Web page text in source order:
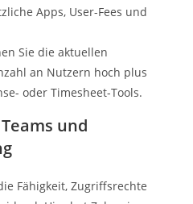
Apps, User-Fees und
Sie die aktuellen
an Nutzern hoch plus
oder Timesheet-Tools.
und
Fähigkeit, Zugriffsrechte